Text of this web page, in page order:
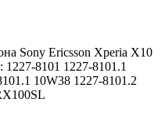
Sony Ericsson Xperia X10
8101 1227-8101.1
10W38 1227-8101.2